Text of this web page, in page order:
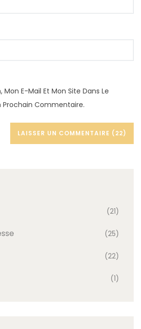
Mon E-Mail Et Mon Site Dans Le
Prochain Commentaire.
(21)
(25)
(22)
(1)